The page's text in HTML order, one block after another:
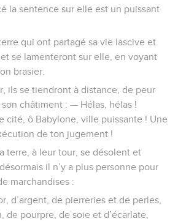
la sentence sur elle est un puissant
qui ont partagé sa vie lascive et
se lamenteront sur elle, en voyant
brasier.
ils se tiendront à distance, de peur
son châtiment : — Hélas, hélas !
cité, ô Babylone, ville puissante ! Une
de ton jugement !
terre, à leur tour, se désolent et
il n’y a plus personne pour
marchandises :
d’argent, de pierreries et de perles,
de pourpre, de soie et d’écarlate,